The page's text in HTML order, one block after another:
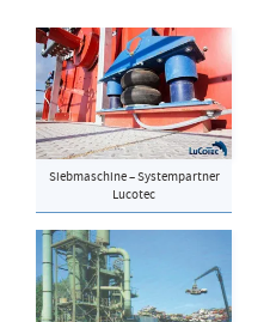
Siebmaschine – Systempartner
Lucotec